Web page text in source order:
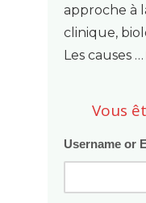
approche à
clinique,
Les causes …
Vous
Username or